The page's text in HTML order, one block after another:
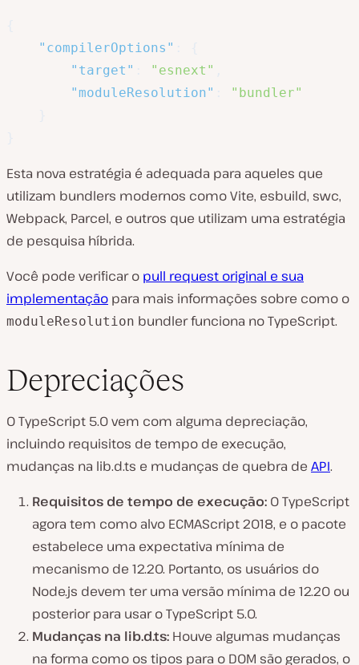
"compilerOptions"
"target"
"esnext"
"moduleResolution"
"bundler"
Esta nova estratégia é adequada para aqueles que
utilizam bundlers modernos como Vite, esbuild, swc,
Webpack, Parcel, e outros que utilizam uma estratégia
de pesquisa híbrida.
Você pode verificar o pull request original e sua
implementação para mais informações sobre como o
moduleResolution bundler funciona no TypeScript.
Depreciações
O TypeScript 5.0 vem com alguma depreciação,
incluindo requisitos de tempo de execução,
mudanças na lib.d.ts e mudanças de quebra de API.
Requisitos de tempo de execução: O TypeScript
agora tem como alvo ECMAScript 2018, e o pacote
estabelece uma expectativa mínima de
mecanismo de 12.20. Portanto, os usuários do
Node.js devem ter uma versão mínima de 12.20 ou
posterior para usar o TypeScript 5.0.
Mudanças na lib.d.ts: Houve algumas mudanças
na forma como os tipos para o DOM são gerados, o